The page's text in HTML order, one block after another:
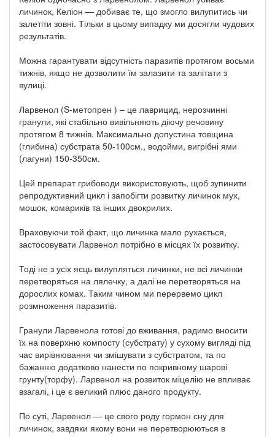
личинок, Келіон — добиває те, що змогло вилупитись чи
залетіти зовні. Тільки в цьому випадку ми досягли чудових
результатів.
Можна гарантувати відсутність паразитів протягом восьми
тижнів, якщо не дозволити їм залазити та залітати з
вулиці.
Ларвенол (S-метопрен ) – це лаврицид, нерозчинні
гранули, які стабільно вивільняють діючу речовину
протягом 8 тижнів. Максимально допустина товщина
(глибина) субстрата 50-100см., водойми, вигрібні ями
(лагуни) 150-350см.
Цей препарат грибоводи використовують, щоб зупинити
репродуктивний цикл і запобігти розвитку личинок мух,
мошок, комариків та інших двокрилих.
Враховуючи той факт, що личинка мало рухається,
застосовувати Ларвенол потрібно в місцях їх розвитку.
Тоді не з усіх яєць вилупляться личинки, не всі личинки
перетворяться на лялечку, а далі не перетворяться на
дорослих комах. Таким чином ми перервемо цикл
розмноження паразитів.
Гранули Ларвенола готові до вживання, радимо вносити
їх на поверхню компосту (субстрату) у сухому вигляді під
час вирівнювання чи змішувати з субстратом, та по
бажанню додатково нанести по покривному шарові
грунту(торфу). Ларвенол на розвиток міцелію не впливає
взагалі, і це є великий плюс даного продукту.
По суті, Ларвенол — це свого роду гормон сну для
личинок, завдяки якому вони не перетворюються в